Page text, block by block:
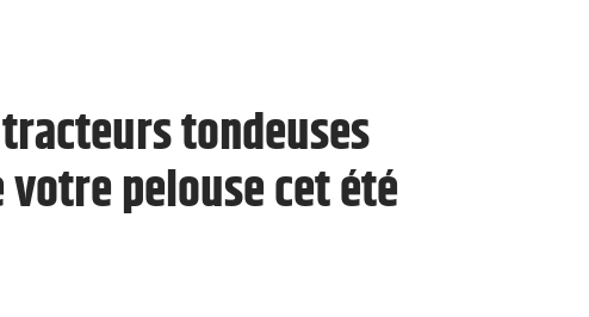
tondeuses
pelouse cet été